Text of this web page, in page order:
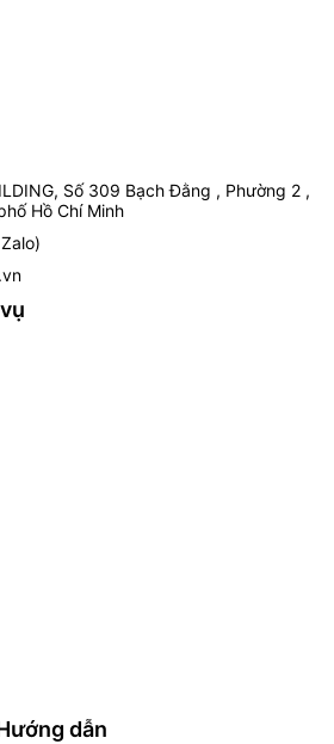
Số 309 Bạch Đằng , Phường 2 ,
Hồ Chí Minh
dẫn